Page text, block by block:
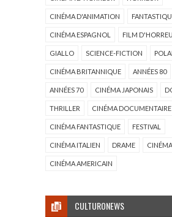
CINÉMA D'ANIMATION
CINÉMA ESPAGNOL FILM
GIALLO SCIENCE-FICTION
CINÉMA BRITANNIQUE ANNÉES 80
ANNÉES 70 CINÉMA JAPONAIS
THRILLER CINÉMA DOCUMENTAIRE
CINÉMA FANTASTIQUE FESTIVAL
CINÉMA ITALIEN DRAME
CINÉMA AMERICAIN
CULTURONEWS